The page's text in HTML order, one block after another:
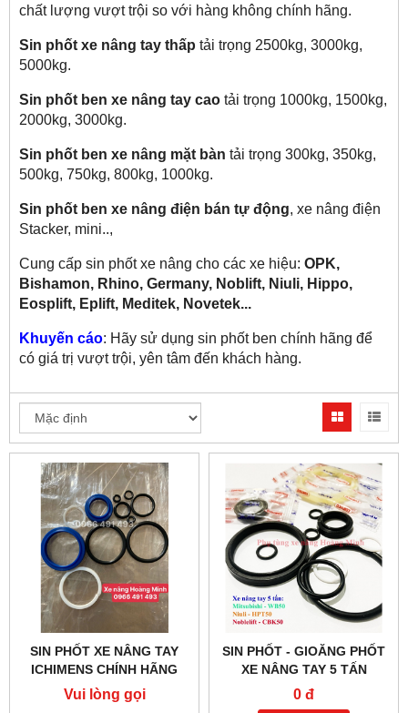
chất lượng vượt trội so với hàng không chính hãng.
Sin phốt xe nâng tay thấp tải trọng 2500kg, 3000kg,
5000kg.
Sin phốt ben xe nâng tay cao tải trọng 1000kg, 1500kg,
2000kg, 3000kg.
Sin phốt ben xe nâng mặt bàn tải trọng 300kg, 350kg,
500kg, 750kg, 800kg, 1000kg.
Sin phốt ben xe nâng điện bán tự động, xe nâng điện
Stacker, mini..,
Cung cấp sin phốt xe nâng cho các xe hiệu: OPK,
Bishamon, Rhino, Germany, Noblift, Niuli, Hippo,
Eosplift, Eplift, Meditek, Novetek...
Khuyến cáo: Hãy sử dụng sin phốt ben chính hãng để
có giá trị vượt trội, yên tâm đến khách hàng.
SIN PHỐT XE NÂNG TAY
ICHIMENS CHÍNH HÃNG
Vui lòng gọi
SIN PHỐT - GIOĂNG PHỐT
XE NÂNG TAY 5 TẤN
0 đ